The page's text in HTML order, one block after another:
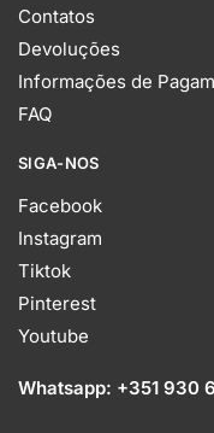
Contatos
Devoluções
Informações de
FAQ
SIGA-NOS
Facebook
Instagram
Tiktok
Pinterest
Youtube
Whatsapp: +351 930